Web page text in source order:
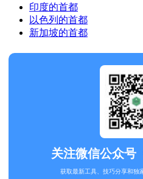
印度的首都
以色列的首都
新加坡的首都
关注微信公众号
获取最新工具、技巧分享和独